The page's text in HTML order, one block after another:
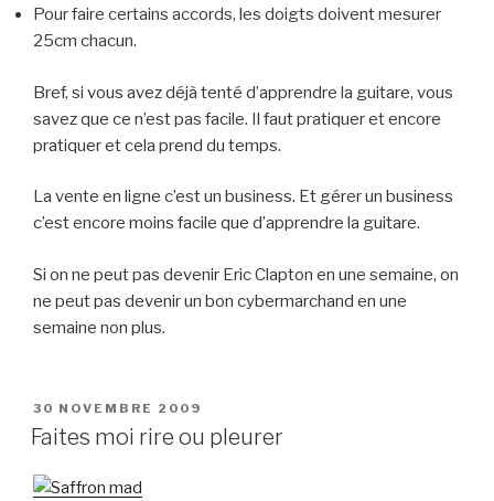
Pour faire certains accords, les doigts doivent mesurer
25cm chacun.
Bref, si vous avez déjà tenté d’apprendre la guitare, vous
savez que ce n’est pas facile. Il faut pratiquer et encore
pratiquer et cela prend du temps.
La vente en ligne c’est un business. Et gérer un business
c’est encore moins facile que d’apprendre la guitare.
Si on ne peut pas devenir Eric Clapton en une semaine, on
ne peut pas devenir un bon cybermarchand en une
semaine non plus.
PUBLIÉ
LE
30 NOVEMBRE 2009
Faites moi rire ou pleurer